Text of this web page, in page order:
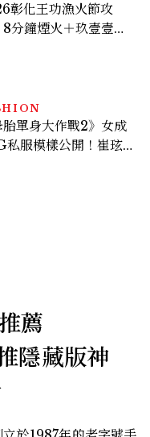
彰化王功漁火節攻
8分鐘煙火＋玖壹壹、
胎單身大作戰2》女成
私服模樣公開！崔玹諝
薦
隱藏版神